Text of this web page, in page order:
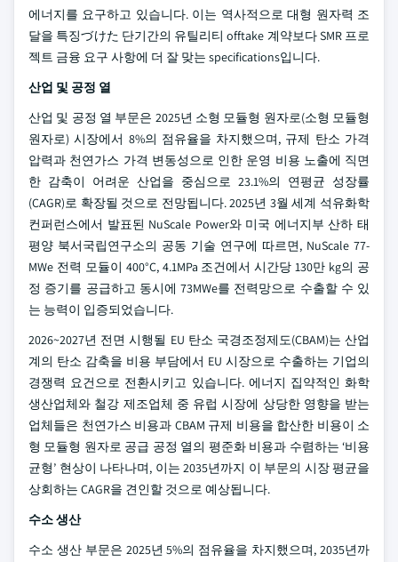
에너지를 요구하고 있습니다. 이는 역사적으로 대형 원자력 조
달을 특징づけた 단기간의 유틸리티 offtake 계약보다 SMR 프로
젝트 금융 요구 사항에 더 잘 맞는 specifications입니다.
산업 및 공정 열
산업 및 공정 열 부문은 2025년 소형 모듈형 원자로(소형 모듈형
원자로) 시장에서 8%의 점유율을 차지했으며, 규제 탄소 가격
압력과 천연가스 가격 변동성으로 인한 운영 비용 노출에 직면
한 감축이 어려운 산업을 중심으로 23.1%의 연평균 성장률
(CAGR)로 확장될 것으로 전망됩니다. 2025년 3월 세계 석유화학
컨퍼런스에서 발표된 NuScale Power와 미국 에너지부 산하 태
평양 북서국립연구소의 공동 기술 연구에 따르면, NuScale 77-
MWe 전력 모듈이 400°C, 4.1MPa 조건에서 시간당 130만 kg의 공
정 증기를 공급하고 동시에 73MWe를 전력망으로 수출할 수 있
는 능력이 입증되었습니다.
2026~2027년 전면 시행될 EU 탄소 국경조정제도(CBAM)는 산업
계의 탄소 감축을 비용 부담에서 EU 시장으로 수출하는 기업의
경쟁력 요건으로 전환시키고 있습니다. 에너지 집약적인 화학
생산업체와 철강 제조업체 중 유럽 시장에 상당한 영향을 받는
업체들은 천연가스 비용과 CBAM 규제 비용을 합산한 비용이 소
형 모듈형 원자로 공급 공정 열의 평준화 비용과 수렴하는 ‘비용
균형’ 현상이 나타나며, 이는 2035년까지 이 부문의 시장 평균을
상회하는 CAGR을 견인할 것으로 예상됩니다.
수소 생산
수소 생산 부문은 2025년 5%의 점유율을 차지했으며, 2035년까